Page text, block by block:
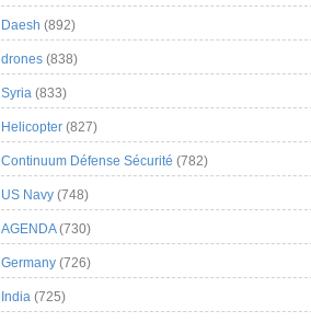
Daesh (892)
drones (838)
Syria (833)
Helicopter (827)
Continuum Défense Sécurité (782)
US Navy (748)
AGENDA(730)
Germany (726)
India (725)